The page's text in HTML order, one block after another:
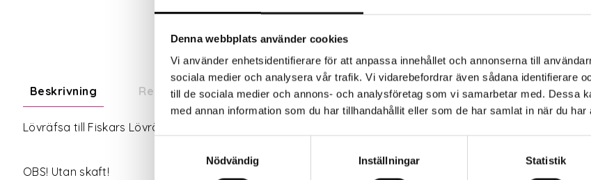
Denna webbplats använder cookies
Vi använder enhetsidentifierare för att anpassa innehållet och annonserna till
sociala medier och analysera vår trafik. Vi vidarebefordrar även sådana identifierare
till de sociala medier och annons- och analysföretag som vi samarbetar med. Dessa
med annan information som du har tillhandahållit eller som de har samlat in när du har
Nödvändig
Inställningar Statistik
Beskrivning Recensioner Om tillverkaren
Lövräfsa till Fiskars Lövräfsa M Solid.
OBS! Utan skaft!